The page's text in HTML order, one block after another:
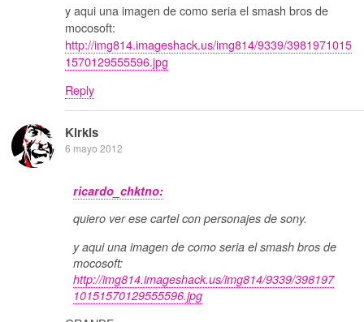
y aqui una imagen de como seria el smash bros de
mocosoft:
http://img814.imageshack.us/img814/9339/3981971015
1570129555596.jpg
Reply
Kirkis
6 mayo 2012
ricardo_chktno:
quiero ver ese cartel con personajes de sony.
y aqui una imagen de como seria el smash bros de
mocosoft:
http://img814.imageshack.us/img814/9339/398197
10151570129555596.jpg